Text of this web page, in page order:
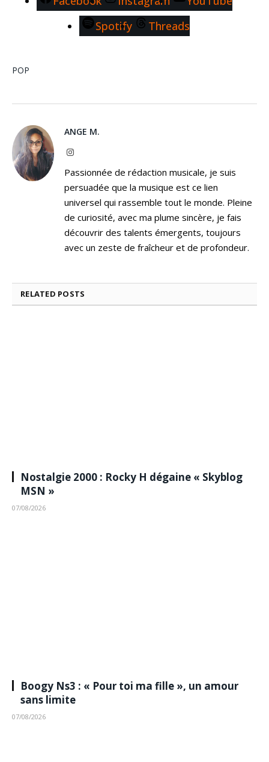
Spotify
Threads
POP
ANGE M.
Instagram
Passionnée de rédaction musicale, je suis
persuadée que la musique est ce lien
universel qui rassemble tout le monde. Pleine
de curiosité, avec ma plume sincère, je fais
découvrir des talents émergents, toujours
avec un zeste de fraîcheur et de profondeur.
RELATED POSTS
Nostalgie 2000 : Rocky H dégaine « Skyblog
MSN »
07/08/2026
Boogy Ns3 : « Pour toi ma fille », un amour
sans limite
07/08/2026